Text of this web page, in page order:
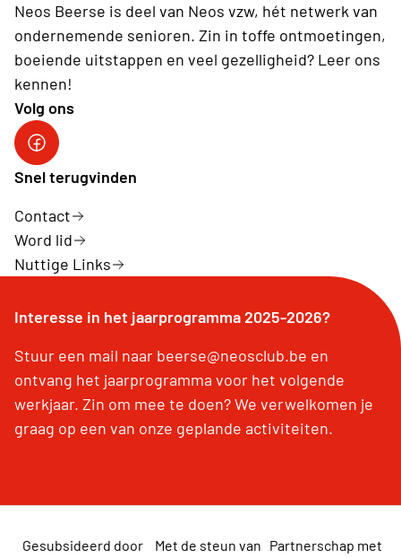
Neos Beerse is deel van Neos vzw, hét netwerk van
ondernemende senioren. Zin in toffe ontmoetingen,
boeiende uitstappen en veel gezelligheid? Leer ons
kennen!
Volg ons
Facebook
Snel terugvinden
Contact
Word lid
Nuttige Links
Interesse in het jaarprogramma 2025-2026?
Stuur een mail naar beerse@neosclub.be en
ontvang het jaarprogramma voor het volgende
werkjaar. Zin om mee te doen? We verwelkomen je
graag op een van onze geplande activiteiten.
Gesubsideerd door Met de steun van Partnerschap met